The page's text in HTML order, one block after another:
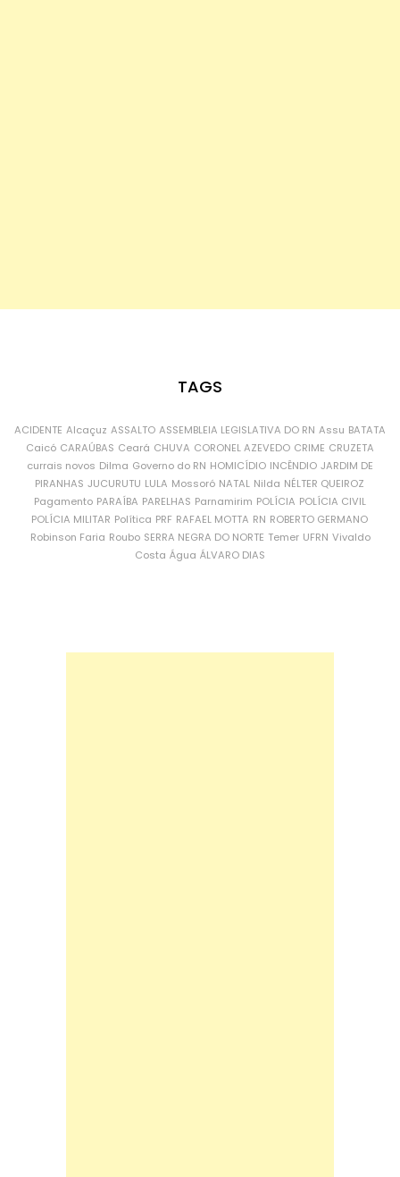
TAGS
ACIDENTE Alcaçuz ASSALTO ASSEMBLEIA LEGISLATIVA DO RN Assu BATATA
Caicó CARAÚBAS Ceará CHUVA CORONEL AZEVEDO CRIME CRUZETA
currais novos Dilma Governo do RN HOMICÍDIO INCÊNDIO JARDIM DE
PIRANHAS JUCURUTU LULA Mossoró NATAL Nilda NÉLTER QUEIROZ
Pagamento PARAÍBA PARELHAS Parnamirim POLÍCIA POLÍCIA CIVIL
POLÍCIA MILITAR Política PRF RAFAEL MOTTA RN ROBERTO GERMANO
Robinson Faria Roubo SERRA NEGRA DO NORTE Temer UFRN Vivaldo
Costa Água ÁLVARO DIAS